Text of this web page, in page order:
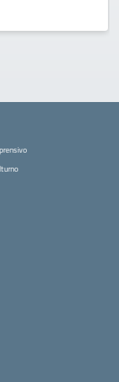
iniziale della scuola